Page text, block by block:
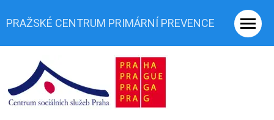
PRAŽSKÉ CENTRUM PRIMÁRNÍ PREVENCE